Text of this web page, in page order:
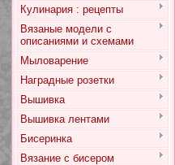
Кулинария : рецепты
Вязаные модели с
описаниями и схемами
Мыловарение
Наградные розетки
Вышивка
Вышивка лентами
Бисеринка
Вязание с бисером